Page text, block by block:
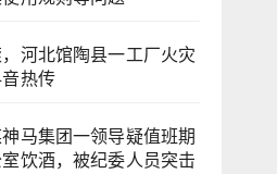
河北馆陶县一工厂火灾
热传
马集团一领导疑值班期
饮酒，被纪委人员突击